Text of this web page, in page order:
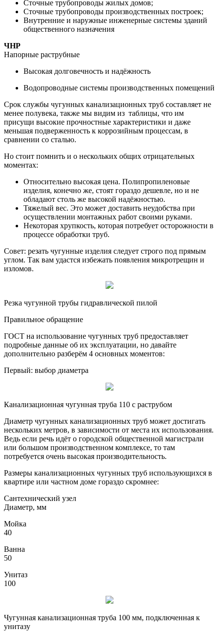
Сточные трубопроводы жилых домов;
Сточные трубопроводы производственных построек;
Внутренние и наружные инженерные системы зданий
общественного назначения
ЧНР
Напорные раструбные
Высокая долговечность и надёжность
Водопроводные системы производственных помещений
Срок службы чугунных канализационных труб составляет не
менее полувека, также мы видим из таблицы, что им
присущи высокие прочностные характеристики и даже
меньшая подверженность к коррозийным процессам, в
сравнении со сталью.
Но стоит помнить и о нескольких общих отрицательных
моментах:
Относительно высокая цена. Полипропиленовые
изделия, конечно же, стоят гораздо дешевле, но и не
обладают столь же высокой надёжностью.
Тяжелый вес. Это может доставить неудобства при
осуществлении монтажных работ своими руками.
Некоторая хрупкость, которая потребует осторожности в
процессе обработки труб.
Совет: резать чугунные изделия следует строго под прямым
углом. Так вам удастся избежать появления микротрещин и
изломов.
Резка чугунной трубы гидравлической пилой
Правильное обращение
ГОСТ на использование чугунных труб предоставляет
подробные данные об их эксплуатации, но давайте
дополнительно разберём 4 основных моментов:
Первый: выбор диаметра
Канализационная чугунная труба 110 с раструбом
Диаметр чугунных канализационных труб может достигать
нескольких метров, в зависимости от места их использования.
Ведь если речь идёт о городской общественной магистрали
или большом производственном комплексе, то там
потребуется очень высокая производительность.
Размеры канализационных чугунных труб использующихся в
квартире или частном доме гораздо скромнее:
Сантехнический узел
Диаметр, мм
Мойка
40
Ванна
50
Унитаз
100
Чугунная канализационная труба 100 мм, подключенная к
унитазу